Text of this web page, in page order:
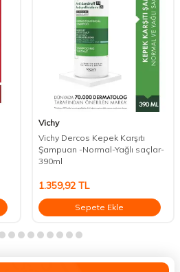
Vichy
Vichy Dercos Kepek Karşıtı
Şampuan -Normal-Yağlı saçlar-
390ml
1.359,92TL
Sepete Ekle